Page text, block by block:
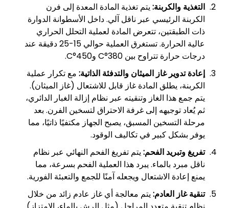
التغذية والكربنة:يتم تغذية المادة المعدة إلى فرن
الكربنة الرئيسي عبر ناقل آلي. داخل الأسطوانة الدوارة
ذات الطبقتين، تتعرض المادة لعملية التحلل الحراري
عالية الحرارة. تستغرق العملية حوالي 15-25 دقيقة عند
درجات حرارة تتراوح بين 380°C و450°C.
إعادة تدوير غاز الميثان والتدفئة الذاتية: مع تكرار عملية
الكربنة، يطلق المادة غاز قابل للاشتعال (غاز الميثان).
يتم جمع هذا الغاز وتنقيته عبر نظام إزالة الغبار الدائري،
ثم يُعاد توجيهه إلى غرفة الاحتراق لتسخين الفرن. بعد
مرحلة التسخين المسبق، يصبح الجهاز مكتفيًا ذاتيًا، مما
يوفر بشكل كبير في تكاليف الوقود.
تفريغ وتبريد الفحم:يتم تفريغ الفحم النهائي عبر نظام
ناقل مبرد بالماء. يبرد هذا العملية الفحم بسرعة، مما
يمنع إعادة الاشتعال ويجعله آمنًا للجمع والتعبئة الفورية.
تنقية غاز العادم:يتم معالجة أي غاز عادم زائد من خلال